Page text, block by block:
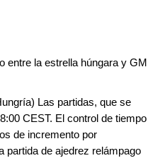
entre la estrella húngara y GM
Las partidas, que se
CEST. El control de tiempo
de incremento por
partida de ajedrez relámpago